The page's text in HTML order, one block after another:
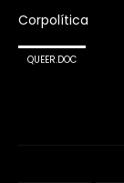
Corpolítica
QUEER.DOC